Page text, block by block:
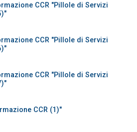
CCR "Pillole di Servizi
CCR "Pillole di Servizi
CCR "Pillole di Servizi
CCR (1)"